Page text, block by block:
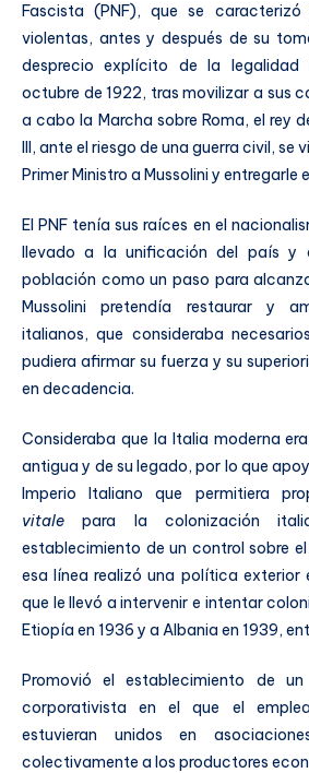
Fascista (PNF), que se
violentas, antes y después de su
desprecio explícito de la legalidad
octubre de 1922, tras movilizar a sus
a cabo la Marcha sobre Roma, el rey
III, ante el riesgo de una guerra civil,
Primer Ministro a Mussolini y entregarle
El PNF tenía sus raíces en el
llevado a la unificación del país y
población como un paso para
Mussolini pretendía restaurar y
italianos, que consideraba
pudiera afirmar su fuerza y su
en decadencia.
Consideraba que la Italia moderna
antigua y de su legado, por lo que
Imperio Italiano que permitiera
vitale para la colonización
establecimiento de un control sobre el
esa línea realizó una política exterior
que le llevó a intervenir e intentar
Etiopía en 1936 y a Albania en 1939,
Promovió el establecimiento de
corporativista en el que el
estuvieran unidos en
colectivamente a los productores